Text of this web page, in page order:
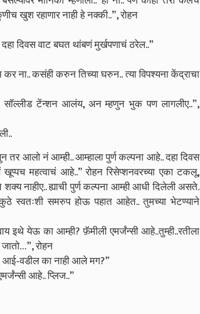
खुश रहाणार नाही हे नक्की..”, रोहन
दिवस वाट बघत थांबणं मुर्खपणाचं ठरेल..”
ना.. कसंही करुन तिच्या घरुन.. त्या विपश्यना केंद्राचा
सॉल्लीड टेंन्शन आलंय, अन म्हणुन भुक पण लागलीए..”,
आलो नं आम्ही.. आम्हाला पुर्ण कल्पना आहे.. दहा दिवस
महत्वाचं आहे..” रोहन रिसेप्शनवरच्या एका टकलू,
नाहीए.. ह्याची पुर्ण कल्पना आम्ही आधी दिलेली असते.
स्वतःशी समरुप होऊ पहात आहेत.. तुमच्या भेटण्याने
इथे येऊ का आम्ही? फ़ॅमीली एमर्जंन्सी आहे..तुम्ही..रतीला
रोहन
आई-वडील का नाही आले मग?”
आहे.. प्लिज..”